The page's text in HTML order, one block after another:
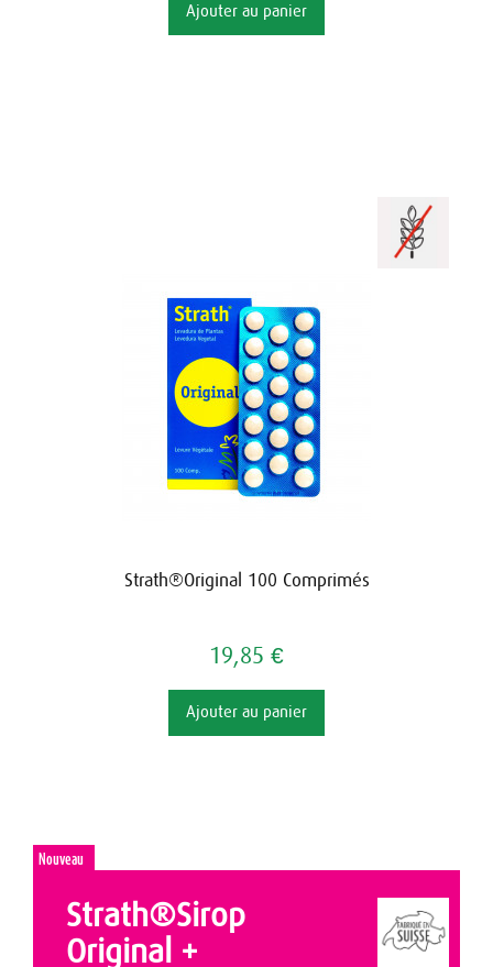
Ajouter au panier
Strath®Original 100 Comprimés
19,85 €
Ajouter au panier
Nouveau
Strath®Sirop
Original +